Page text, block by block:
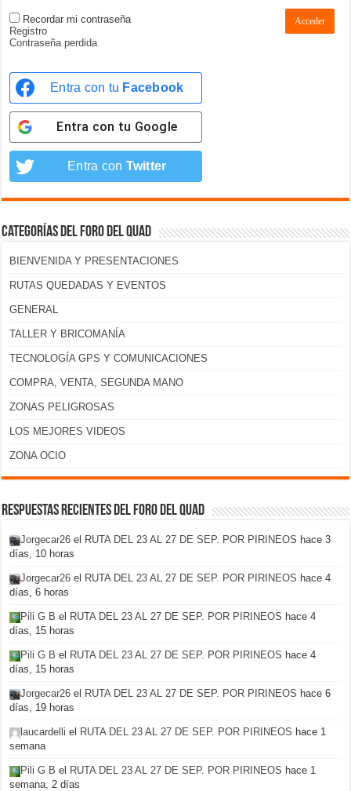
Recordar mi contraseña Acceder
Registro
Contraseña perdida
Entra con tu Facebook
Entra con tu Google
Entra con Twitter
Categorías del foro del Quad
BIENVENIDA Y PRESENTACIONES
RUTAS QUEDADAS Y EVENTOS
GENERAL
TALLER Y BRICOMANÍA
TECNOLOGÍA GPS Y COMUNICACIONES
COMPRA, VENTA, SEGUNDA MANO
ZONAS PELIGROSAS
LOS MEJORES VIDEOS
ZONA OCIO
Respuestas recientes del foro del Quad
Jorgecar26 el RUTA DEL 23 AL 27 DE SEP. POR PIRINEOS hace 3
días, 10 horas
Jorgecar26 el RUTA DEL 23 AL 27 DE SEP. POR PIRINEOS hace 4
días, 6 horas
Pili G B el RUTA DEL 23 AL 27 DE SEP. POR PIRINEOS hace 4
días, 15 horas
Pili G B el RUTA DEL 23 AL 27 DE SEP. POR PIRINEOS hace 4
días, 15 horas
Jorgecar26 el RUTA DEL 23 AL 27 DE SEP. POR PIRINEOS hace 6
días, 19 horas
laucardelli el RUTA DEL 23 AL 27 DE SEP. POR PIRINEOS hace 1
semana
Pili G B el RUTA DEL 23 AL 27 DE SEP. POR PIRINEOS hace 1
semana, 2 días